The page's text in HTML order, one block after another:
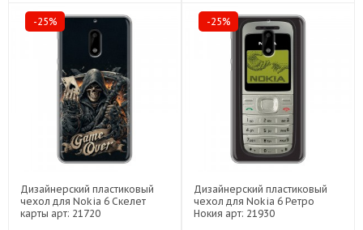
-25%
Дизайнерский пластиковый
чехол для Nokia 6 Скелет
карты арт: 21720
-25%
Дизайнерский пластиковый
чехол для Nokia 6 Ретро
Нокия арт: 21930